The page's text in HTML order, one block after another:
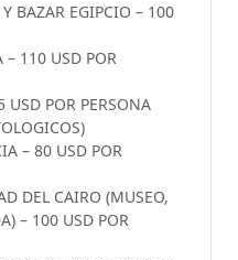
BAZAR EGIPCIO – 100
– 110 USD POR
USD POR PERSONA
– 80 USD POR
DEL CAIRO (MUSEO,
– 100 USD POR